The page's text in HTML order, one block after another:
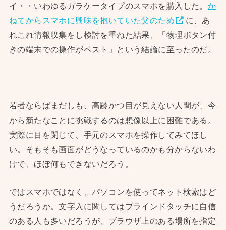
イ・・いわゆるガラケータイプのスマホを購入した。 か
ねてからスマホに興味を抱いていた父のため
に、あ
れこれ情報収集をし検討を重ねた結果、「物理ボタン付
きの端末での操作がベスト」という結論に至ったのだ。
若者ならばまだしも、高齢かつ目が見えない人間が、今
から新たなことに挑戦するのは想像以上に困難である。
実際に目を閉じて、手元のスマホを操作してみてほし
い。そもそも画面がどうなっているのかも分からないわ
けで、ほぼ何もできないだろう。
ではスマホではなく、パソコンを使ってネット検索はど
うだろうか。文字入に関してはブラインドタッチに自信
のある人も多いだろうが、ブラウザ上のある場所を指定